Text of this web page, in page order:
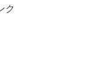
ク